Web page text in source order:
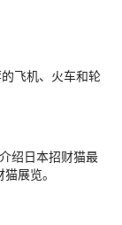
飞机、火车和轮
绍日本招财猫最
展览。